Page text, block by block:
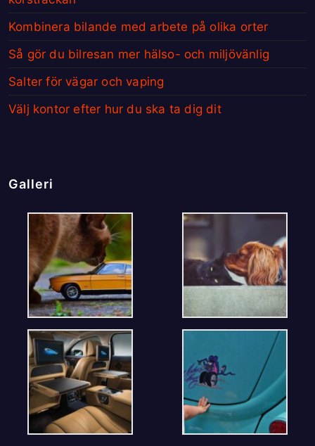
Kombinera bilande med arbete på olika orter
Så gör du bilresan mer hälso- och miljövänlig
Salter för vägar och vaping
Välj kontor efter hur du ska ta dig dit
Galleri